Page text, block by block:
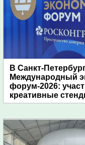
В Санкт-
Международный
форум-2026:
креативные